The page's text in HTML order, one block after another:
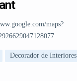
maps?
Decorador de Interiores